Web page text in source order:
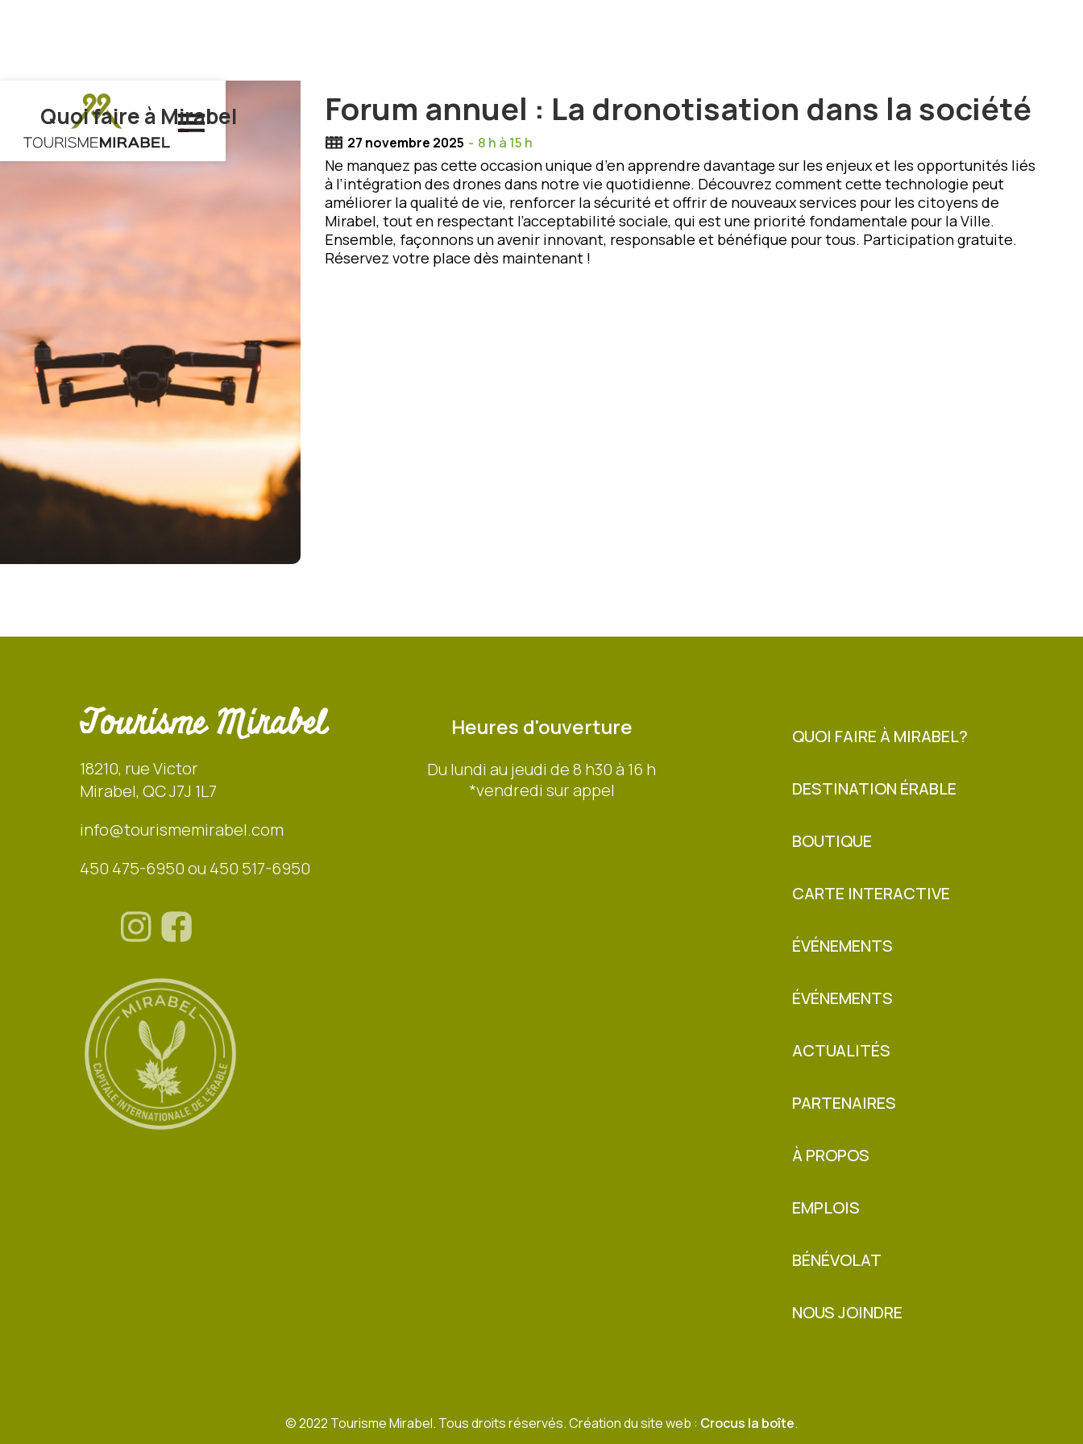
Quoi faire à Mirabel Forum annuel : La dronotisation dans la société
27 novembre 2025 - 8 h à 15 h
Ne manquez pas cette occasion unique d’en apprendre davantage sur les enjeux et les opportunités liés
à l’intégration des drones dans notre vie quotidienne. Découvrez comment cette technologie peut
améliorer la qualité de vie, renforcer la sécurité et offrir de nouveaux services pour les citoyens de
Mirabel, tout en respectant l’acceptabilité sociale, qui est une priorité fondamentale pour la Ville.
Ensemble, façonnons un avenir innovant, responsable et bénéfique pour tous. Participation gratuite.
Réservez votre place dès maintenant !
Tourisme Mirabel
18210, rue Victor
Mirabel, QC J7J 1L7
info@tourismemirabel.com
450 475-6950 ou 450 517-6950
Heures d'ouverture
Du lundi au jeudi de 8 h30 à 16 h
*vendredi sur appel
QUOI FAIRE À MIRABEL?
DESTINATION ÉRABLE
BOUTIQUE
CARTE INTERACTIVE
ÉVÉNEMENTS
ÉVÉNEMENTS
ACTUALITÉS
PARTENAIRES
À PROPOS
EMPLOIS
BÉNÉVOLAT
NOUS JOINDRE
©2022 Tourisme Mirabel. Tous droits réservés. Création du site web : Crocus la boîte.